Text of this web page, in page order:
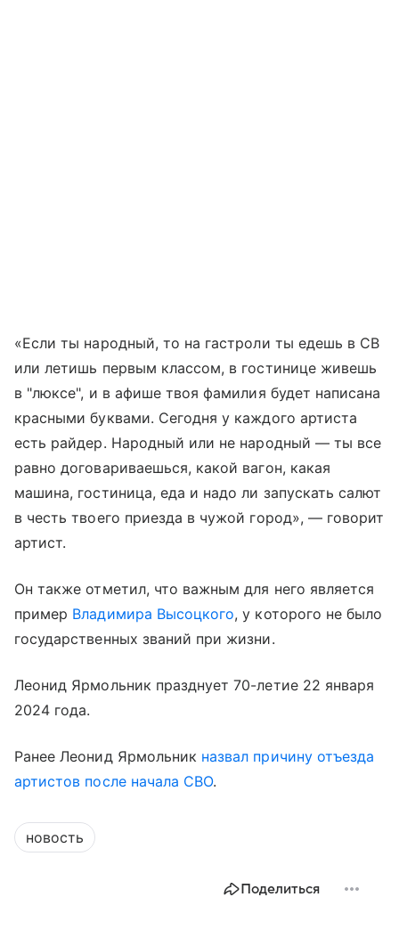
«Если ты народный, то на гастроли ты едешь в СВ
или летишь первым классом, в гостинице живешь
в "люксе", и в афише твоя фамилия будет написана
красными буквами. Сегодня у каждого артиста
есть райдер. Народный или не народный — ты все
равно договариваешься, какой вагон, какая
машина, гостиница, еда и надо ли запускать салют
в честь твоего приезда в чужой город», — говорит
артист.
Он также отметил, что важным для него является
пример Владимира Высоцкого, у которого не было
государственных званий при жизни.
Леонид Ярмольник празднует 70-летие 22 января
2024 года.
Ранее Леонид Ярмольник назвал причину отъезда
артистов после начала СВО.
новость
Поделиться